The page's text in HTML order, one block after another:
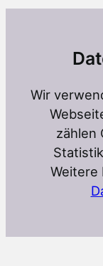
Wir
zählen
Weitere